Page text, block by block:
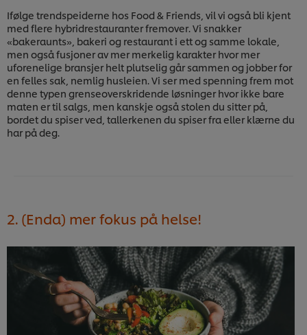
Ifølge trendspeiderne hos Food & Friends, vil vi også bli kjent
med flere hybridrestauranter fremover. Vi snakker
«bakeraunts», bakeri og restaurant i ett og samme lokale,
men også fusjoner av mer merkelig karakter hvor mer
uforenelige bransjer helt plutselig går sammen og jobber for
en felles sak, nemlig husleien. Vi ser med spenning frem mot
denne typen grenseoverskridende løsninger hvor ikke bare
maten er til salgs, men kanskje også stolen du sitter på,
bordet du spiser ved, tallerkenen du spiser fra eller klærne du
har på deg.
2. (Enda) mer fokus på helse!